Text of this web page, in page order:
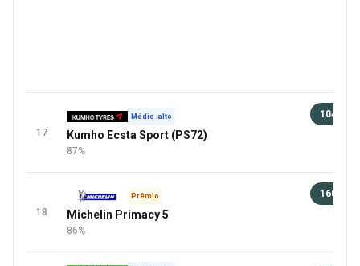
17
Médio-alto
Kumho Ecsta Sport (PS72)
87%
104 €
18
Prémio
Michelin Primacy 5
86%
160 €